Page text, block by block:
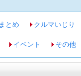
とめ クルマいじり
イベント その他